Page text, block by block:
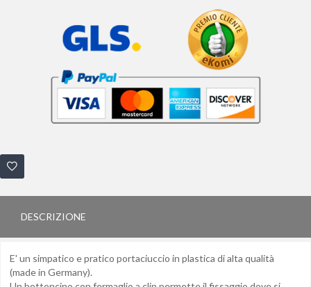
DESCRIZIONE
E' un simpatico e pratico portaciuccio in plastica di alta qualità
(made in Germany).